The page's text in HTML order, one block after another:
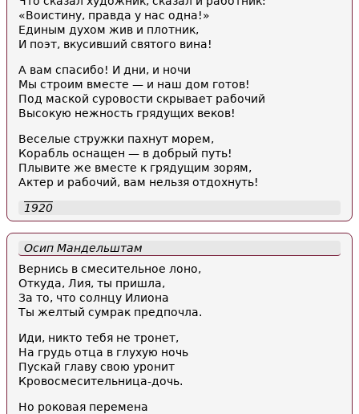
«Воистину, правда у нас одна!»
Единым духом жив и плотник,
И поэт, вкусивший святого вина!
А вам спасибо! И дни, и ночи
Мы строим вместе — и наш дом готов!
Под маской суровости скрывает рабочий
Высокую нежность грядущих веков!
Веселые стружки пахнут морем,
Корабль оснащен — в добрый путь!
Плывите же вместе к грядущим зорям,
Актер и рабочий, вам нельзя отдохнуть!
1920
Осип Мандельштам
Вернись в смесительное лоно,
Откуда, Лия, ты пришла,
За то, что солнцу Илиона
Ты желтый сумрак предпочла.
Иди, никто тебя не тронет,
На грудь отца в глухую ночь
Пускай главу свою уронит
Кровосмесительница-дочь.
Но роковая перемена